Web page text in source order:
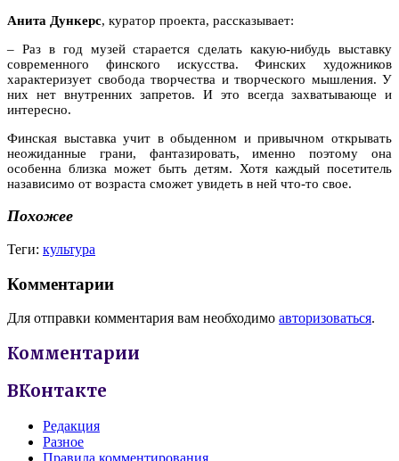
Анита Дункерс, куратор проекта, рассказывает:
– Раз в год музей старается сделать какую-нибудь выставку
современного финского искусства. Финских художников
характеризует свобода творчества и творческого мышления. У
них нет внутренних запретов. И это всегда захватывающе и
интересно.
Финская выставка учит в обыденном и привычном открывать
неожиданные грани, фантазировать, именно поэтому она
особенна близка может быть детям. Хотя каждый посетитель
назависимо от возраста сможет увидеть в ней что-то свое.
Похожее
Теги: культура
Комментарии
Для отправки комментария вам необходимо авторизоваться.
Комментарии
ВКонтакте
Редакция
Разное
Правила комментирования